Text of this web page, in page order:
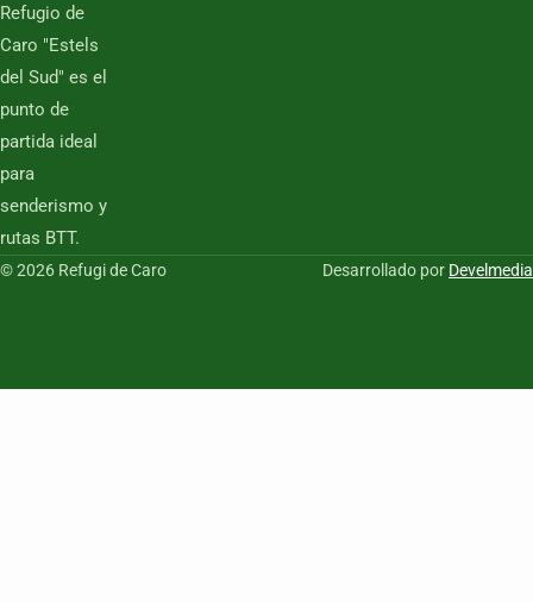
Refugio de
Caro "Estels
del Sud" es el
punto de
partida ideal
para
senderismo y
rutas BTT.
© 2026 Refugi de Caro Desarrollado por Develmedia